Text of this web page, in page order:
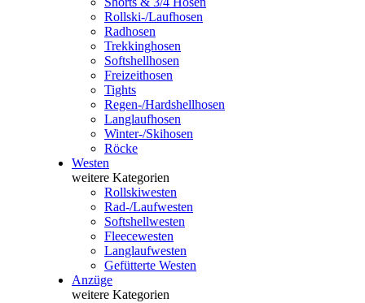
Rollski-/Laufhosen
Radhosen
Trekkinghosen
Softshellhosen
Freizeithosen
Tights
Regen-/Hardshellhosen
Langlaufhosen
Winter-/Skihosen
Röcke
Westen
weitere Kategorien
Rollskiwesten
Rad-/Laufwesten
Softshellwesten
Fleecewesten
Langlaufwesten
Gefütterte Westen
Anzüge
weitere Kategorien